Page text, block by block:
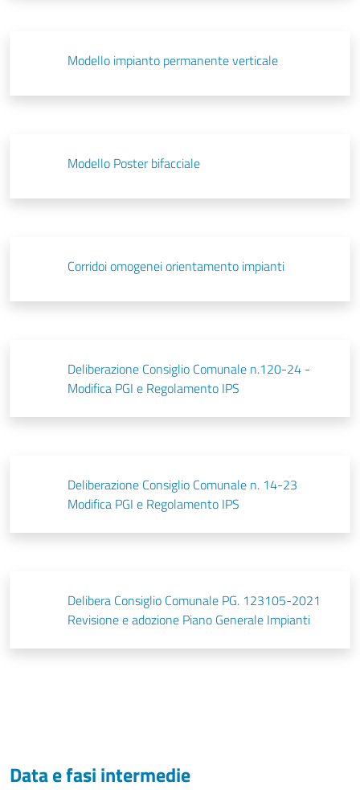
Modello impianto permanente verticale
Modello Poster bifacciale
Corridoi omogenei orientamento impianti
Deliberazione Consiglio Comunale n.120-24 -
Modifica PGI e Regolamento IPS
Deliberazione Consiglio Comunale n. 14-23
Modifica PGI e Regolamento IPS
Delibera Consiglio Comunale PG. 123105-2021
Revisione e adozione Piano Generale Impianti
Data e fasi intermedie